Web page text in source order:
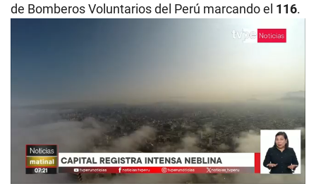
de Bomberos Voluntarios del Perú marcando el 116.